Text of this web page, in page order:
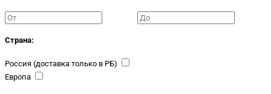
Страна:
Россия (доставка только в РБ)
Европа